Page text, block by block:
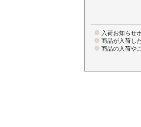
入荷お知らせ
商品が入荷し
商品の入荷や